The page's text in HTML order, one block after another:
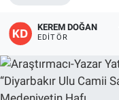
KEREM DOĞAN
EDITÖR
SPOR
TEKNOLOJİ